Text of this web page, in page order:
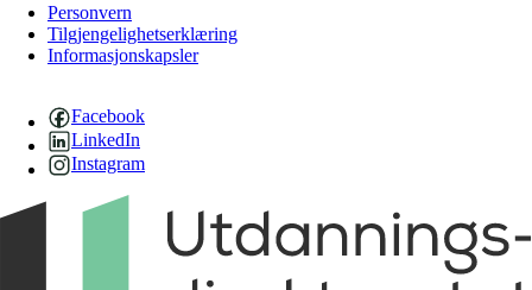
Personvern
Tilgjengelighetserklæring
Informasjonskapsler
Facebook
LinkedIn
Instagram